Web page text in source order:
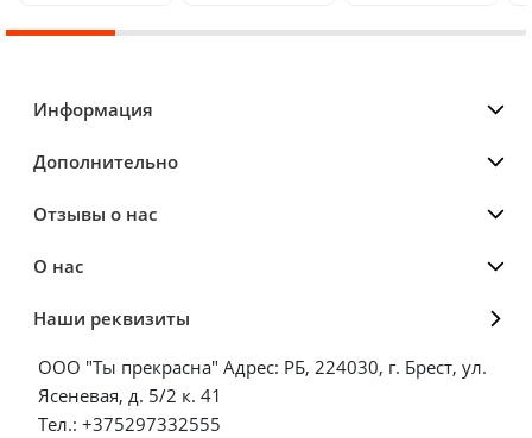
Информация
Дополнительно
Отзывы о нас
О нас
Наши реквизиты
ООО "Ты прекрасна" Адрес: РБ, 224030, г. Брест, ул.
Ясеневая, д. 5/2 к. 41
Тел.: +375297332555